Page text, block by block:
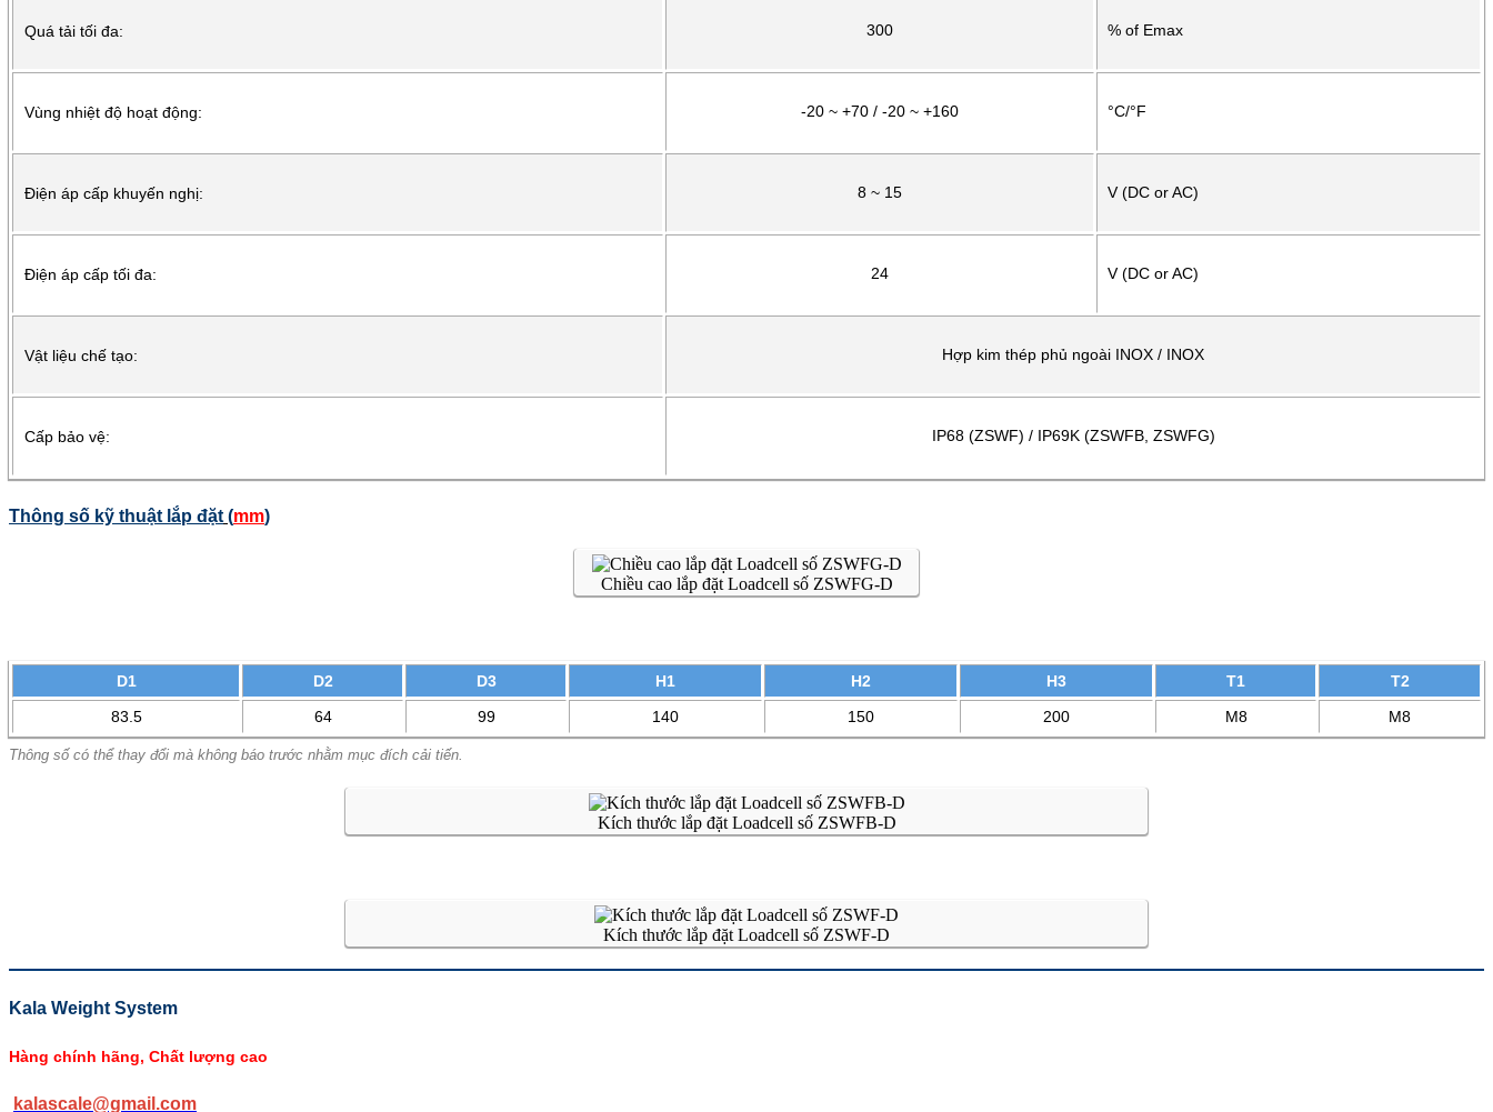
Quá tải tối đa: 300 % of Emax
Vùng nhiệt độ hoạt động: -20 ~ +70 / -20 ~ +160 °C/°F
Điện áp cấp khuyến nghị: 8 ~ 15 V (DC or AC)
Điện áp cấp tối đa: 24 V (DC or AC)
Vật liệu chế tạo: Hợp kim thép phủ ngoài INOX / INOX
Cấp bảo vệ: IP68 (ZSWF) / IP69K (ZSWFB, ZSWFG)
Thông số kỹ thuật lắp đặt (mm)
Chiều cao lắp đặt Loadcell số ZSWFG-D
D1 D2 D3 H1 H2 H3 T1
T2
83.5
64 99 140 150 200 M8 M8
Thông số có thể thay đổi mà không báo trước nhằm mục đích cải tiến.
Kích thước lắp đặt Loadcell số ZSWFB-D
Kích thước lắp đặt Loadcell số ZSWF-D
Kala Weight System
Hàng chính hãng, Chất lượng cao
kalascale@gmail.com